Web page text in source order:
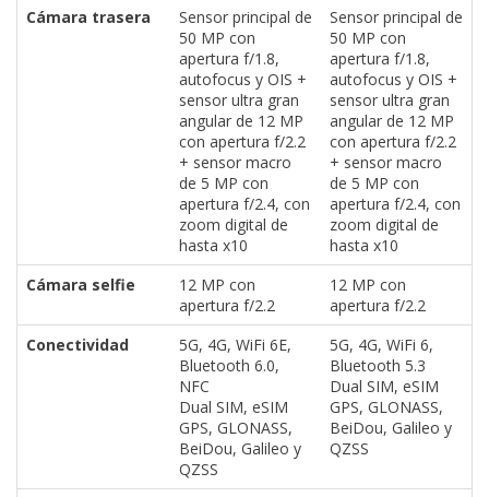
informática,
Cámara trasera
Sensor principal de
50 MP con
apertura f/1.8,
autofocus y OIS +
sensor ultra gran
angular de 12 MP
con apertura f/2.2
+ sensor macro
de 5 MP con
apertura f/2.4, con
zoom digital de
hasta x10
Sensor principal de
50 MP con
apertura f/1.8,
autofocus y OIS +
sensor ultra gran
angular de 12 MP
con apertura f/2.2
+ sensor macro
de 5 MP con
apertura f/2.4, con
zoom digital de
hasta x10
Cámara selfie
12 MP con
apertura f/2.2
12 MP con
apertura f/2.2
Conectividad
5G, 4G, WiFi 6E,
Bluetooth 6.0,
NFC
Dual SIM, eSIM
GPS, GLONASS,
BeiDou, Galileo y
QZSS
5G, 4G, WiFi 6,
Bluetooth 5.3
Dual SIM, eSIM
GPS, GLONASS,
BeiDou, Galileo y
QZSS